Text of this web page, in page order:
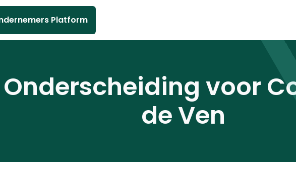
Platform
Onderscheiding voor
de Ven